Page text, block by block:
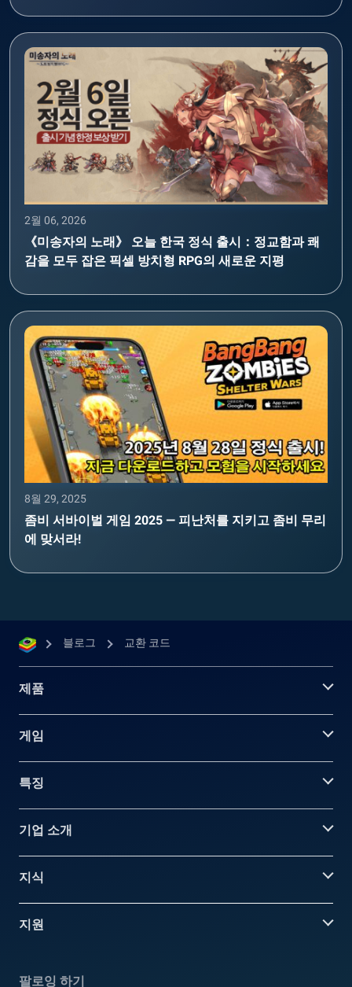
2월 06, 2026
《미송자의 노래》 오늘 한국 정식 출시：정교함과 쾌
감을 모두 잡은 픽셀 방치형 RPG의 새로운 지평
8월 29, 2025
좀비 서바이벌 게임 2025 — 피난처를 지키고 좀비 무리
에 맞서라!
블로그 교환 코드
제품
게임
특징
기업 소개
지식
지원
팔로잉 하기